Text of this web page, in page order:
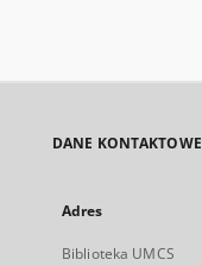
DANE KONTAKTOWE
Adres
Biblioteka UMCS